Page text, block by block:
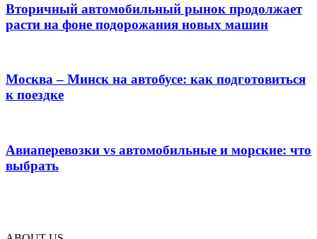
Вторичный автомобильный рынок продолжает
расти на фоне подорожания новых машин
Москва – Минск на автобусе: как подготовиться
к поездке
Авиаперевозки vs автомобильные и морские: что
выбрать